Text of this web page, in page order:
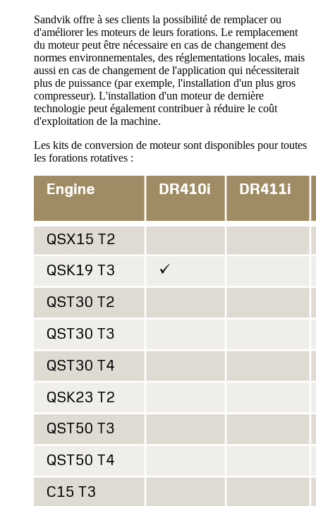
Sandvik offre à ses clients la possibilité de remplacer ou
d'améliorer les moteurs de leurs forations. Le remplacement
du moteur peut être nécessaire en cas de changement des
normes environnementales, des réglementations locales, mais
aussi en cas de changement de l'application qui nécessiterait
plus de puissance (par exemple, l'installation d'un plus gros
compresseur). L'installation d'un moteur de dernière
technologie peut également contribuer à réduire le coût
d'exploitation de la machine.
Les kits de conversion de moteur sont disponibles pour toutes
les forations rotatives :